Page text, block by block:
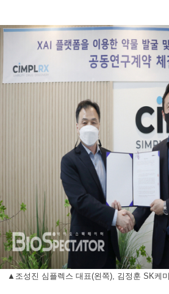
▲조성진 심플렉스 대표(왼쪽), 김정훈 SK케